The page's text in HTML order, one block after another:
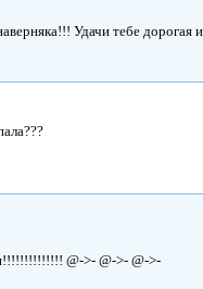
Удачи тебе дорогая
@->- @->- @->-